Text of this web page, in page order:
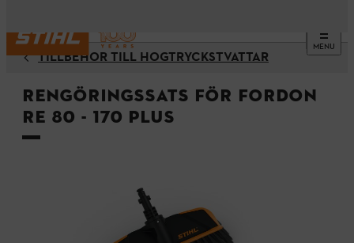
MENU
TILLBEHÖR TILL HÖGTRYCKSTVÄTTAR
Rengöringssats för fordon
RE 80 - 170 PLUS